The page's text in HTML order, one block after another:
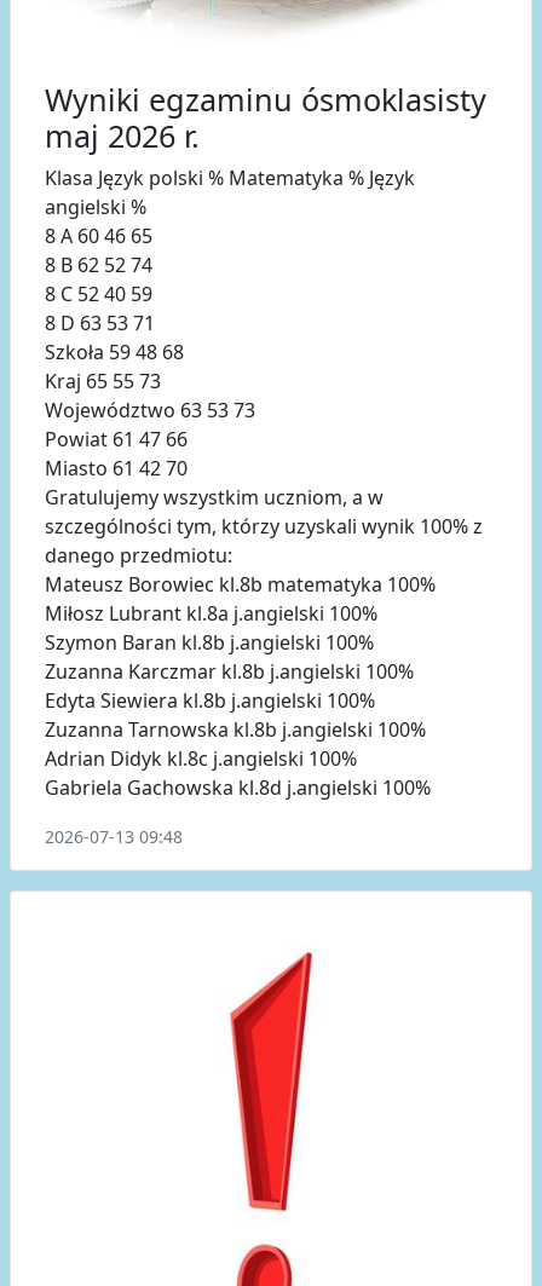
Wyniki egzaminu ósmoklasisty
maj 2026 r.
Klasa Język polski % Matematyka % Język
angielski %
8 A 60 46 65
8 B 62 52 74
8 C 52 40 59
8 D 63 53 71
Szkoła 59 48 68
Kraj 65 55 73
Województwo 63 53 73
Powiat 61 47 66
Miasto 61 42 70
Gratulujemy wszystkim uczniom, a w
szczególności tym, którzy uzyskali wynik 100% z
danego przedmiotu:
Mateusz Borowiec kl.8b matematyka 100%
Miłosz Lubrant kl.8a j.angielski 100%
Szymon Baran kl.8b j.angielski 100%
Zuzanna Karczmar kl.8b j.angielski 100%
Edyta Siewiera kl.8b j.angielski 100%
Zuzanna Tarnowska kl.8b j.angielski 100%
Adrian Didyk kl.8c j.angielski 100%
Gabriela Gachowska kl.8d j.angielski 100%
2026-07-13 09:48